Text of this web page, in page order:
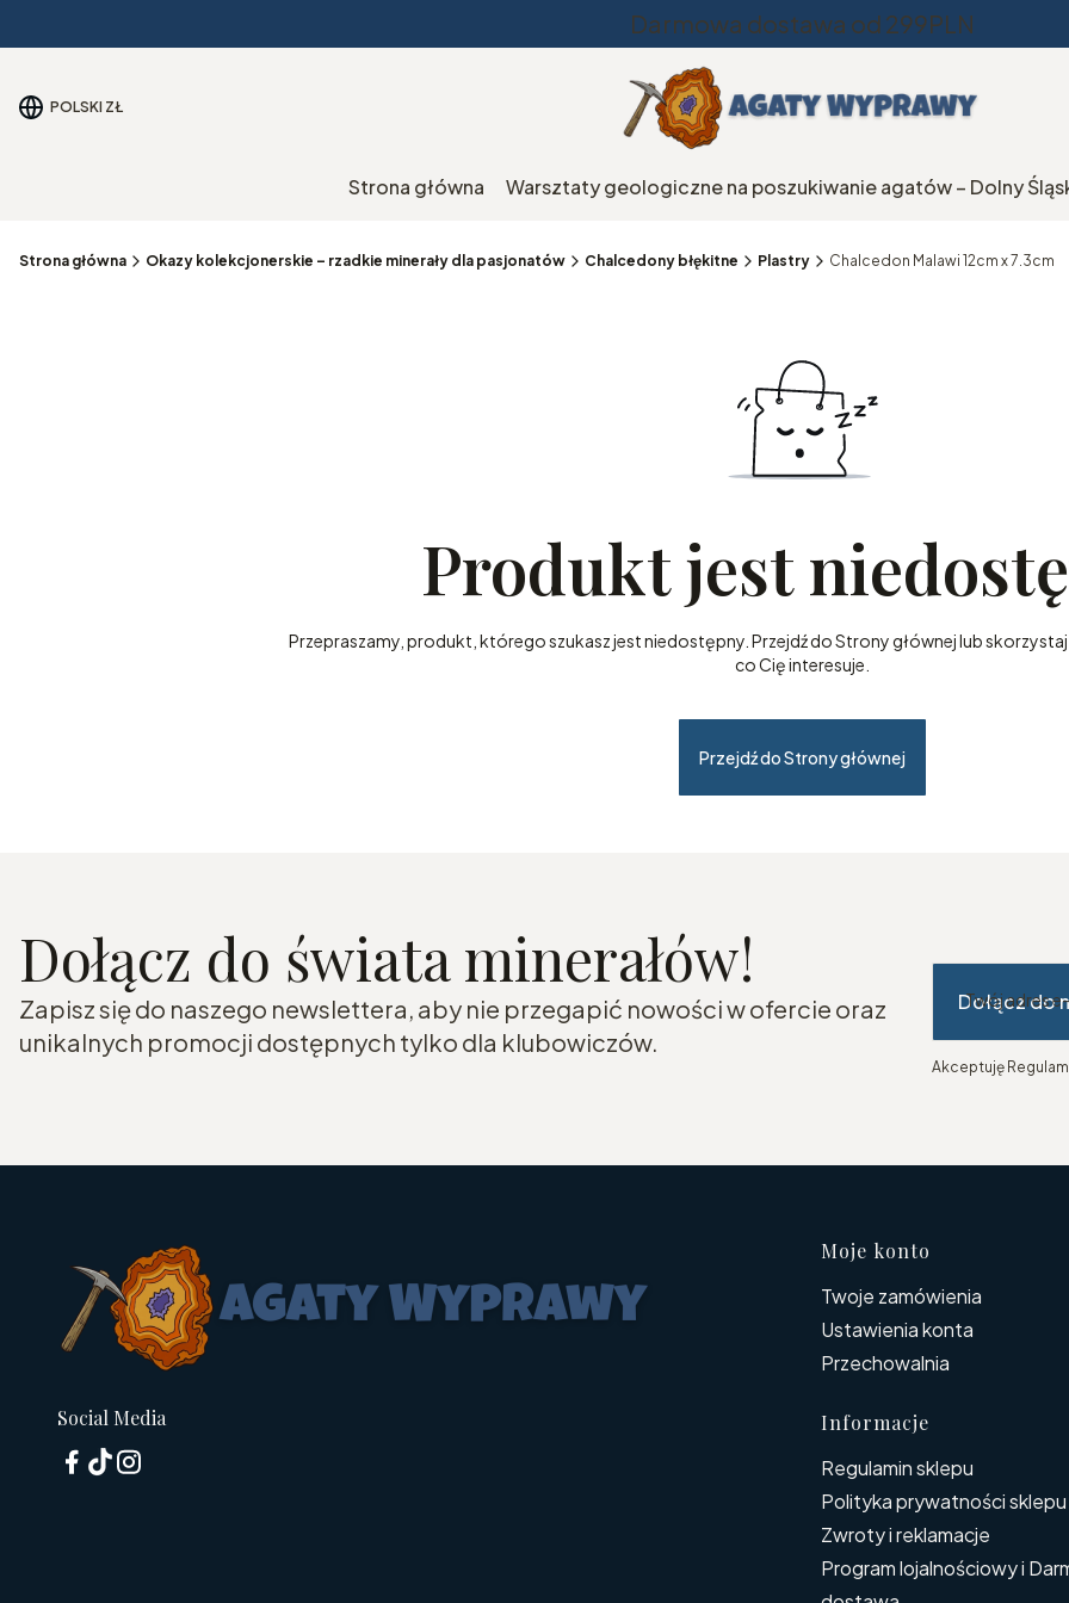
Darmowa dostawa od 299PLN
POLSKI ZŁ
Strona główna Warsztaty geologiczne na poszukiwanie agatów – Dolny
Strona główna Okazy kolekcjonerskie – rzadkie minerały dla pasjonatów Chalcedony błękitne Plastry Chalcedon Malawi 12cm x 7.3cm
Produkt jest
Przepraszamy, produkt, którego szukasz jest niedostępny. Przejdź do Strony głównej lub skorzystaj
co Cię interesuje.
Przejdź do Strony głównej
Dołącz do świata minerałów!
Zapisz się do naszego newslettera, aby nie przegapić nowości w ofercie oraz
unikalnych promocji dostępnych tylko dla klubowiczów.
Twój adres
Dołącz do
Akceptuję
Social Media
Linki w
Moje konto
Twoje zamówienia
Ustawienia konta
Przechowalnia
Informacje
Regulamin sklepu
Polityka prywatności sklepu
Zwroty i reklamacje
Program lojalnościowy i